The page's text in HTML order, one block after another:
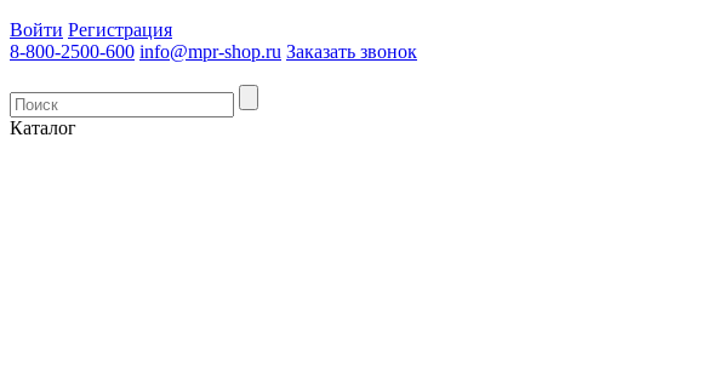
Войти Регистрация
8-800-2500-600 info@mpr-shop.ru Заказать звонок
Каталог